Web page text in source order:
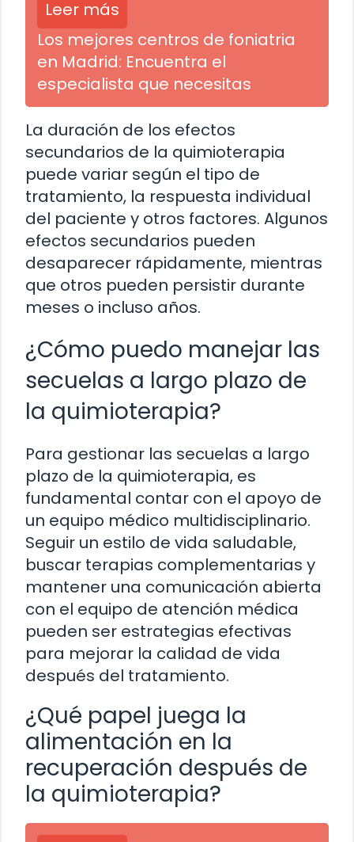
Leer más
Los mejores centros de foniatria
en Madrid: Encuentra el
especialista que necesitas
La duración de los efectos
secundarios de la quimioterapia
puede variar según el tipo de
tratamiento, la respuesta individual
del paciente y otros factores. Algunos
efectos secundarios pueden
desaparecer rápidamente, mientras
que otros pueden persistir durante
meses o incluso años.
¿Cómo puedo manejar las
secuelas a largo plazo de
la quimioterapia?
Para gestionar las secuelas a largo
plazo de la quimioterapia, es
fundamental contar con el apoyo de
un equipo médico multidisciplinario.
Seguir un estilo de vida saludable,
buscar terapias complementarias y
mantener una comunicación abierta
con el equipo de atención médica
pueden ser estrategias efectivas
para mejorar la calidad de vida
después del tratamiento.
¿Qué papel juega la
alimentación en la
recuperación después de
la quimioterapia?